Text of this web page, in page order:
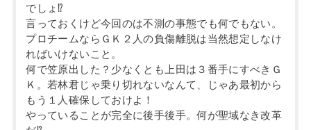
でしょ⁉
言っておくけど今回のは不測の事態でも何でもない。
プロチームならＧＫ２人の負傷離脱は当然想定しなけ
ればいけないこと。
何で笠原出した？少なくとも上田は３番手にすべきＧ
Ｋ。若林君じゃ乗り切れないなんて、じゃあ最初から
もう１人確保しておけよ！
やっていることが完全に後手後手。何が聖域なき改革